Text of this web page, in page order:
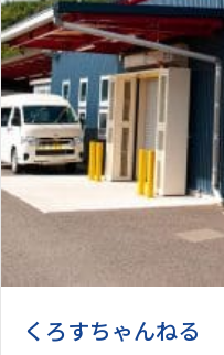
くろすちゃんねる